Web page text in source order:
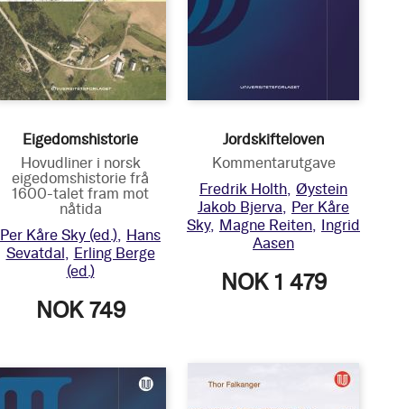
Eigedomshistorie
Hovudliner i norsk
eigedomshistorie frå
1600-talet fram mot
nåtida
Per Kåre Sky (ed.) Hans
Sevatdal Erling Berge
(ed.)
NOK 749
Jordskifteloven
Kommentarutgave
Fredrik Holth Øystein
Jakob Bjerva Per Kåre
Sky Magne Reiten Ingrid
Aasen
NOK 1 479